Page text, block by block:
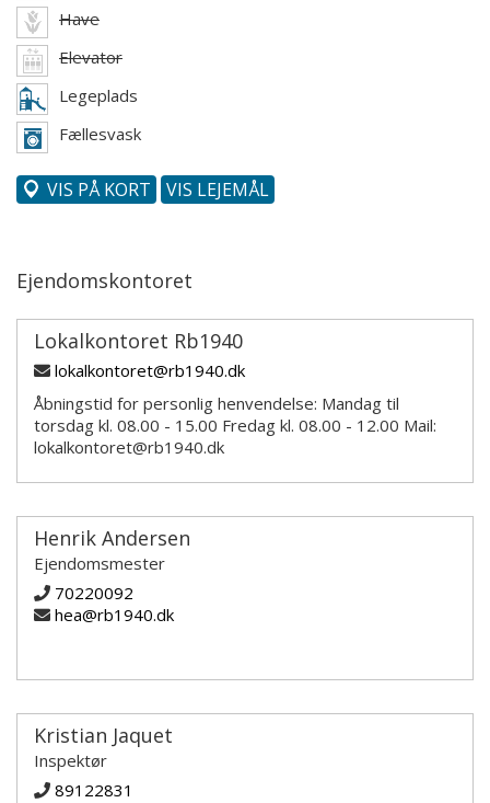
Have
Elevator
Legeplads
Fællesvask
VIS PÅ KORT VIS LEJEMÅL
Ejendomskontoret
Lokalkontoret Rb1940
lokalkontoret@rb1940.dk
Åbningstid for personlig henvendelse: Mandag til
torsdag kl. 08.00 - 15.00 Fredag kl. 08.00 - 12.00 Mail:
lokalkontoret@rb1940.dk
Henrik Andersen
Ejendomsmester
70220092
hea@rb1940.dk
Kristian Jaquet
Inspektør
89122831